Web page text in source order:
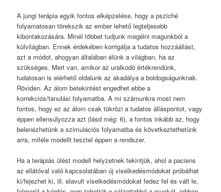
A jungi terápia egyik fontos elképzelése, hogy a psziché
folyamatosan törekszik az ember lehető legteljesebb
kibontakozására. Minél többet tudjunk megélni magunkból a
külvilágban. Ennek érdekében korrigálja a tudatos hozzáállást,
azt a módot, ahogyan általában élünk a világban, ha az
szükséges. Mert van, amikor az uralkodó értékrendünk,
tudatosan is elérhető oldalunk az akadálya a boldogságunknak.
Röviden. Az álom betekintést engedhet ebbe a
korrekciós/tanulási folyamatba. A mi számunkra most nem
fontos, hogy ez az álom csak tükrözi a tudatos álláspontot, vagy
éppen ellensúlyozza azt (lásd még: 6), a fontos inkább az, hogy
belenézhetünk a szimulációs folyamatba és következtethetünk
arra, miféle modellt tesztel éppen a rendszer.
Ha a terápiás ülést modell helyzetnek tekintjük, ahol a paciens
az ellátóval való kapcsolatában új viselkedésmódokat próbálhat
ki/fejezhet ki, ill. elavult viselkedésmódokat fedez fel és vált le,